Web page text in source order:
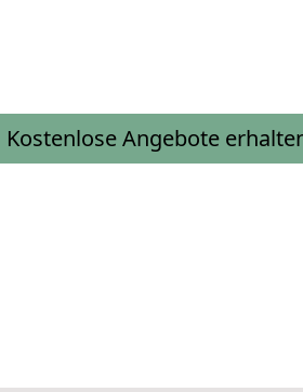
Kostenlose Angebote